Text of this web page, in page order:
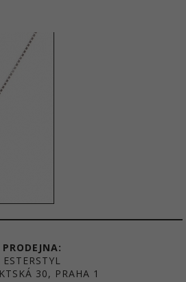
PRODEJNA:
ESTERSTYL
30, PRAHA 1